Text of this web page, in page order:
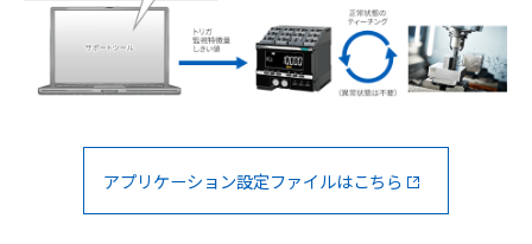
アプリケーション設定ファイルはこちら